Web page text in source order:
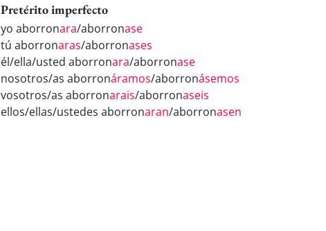
Pretérito imperfecto
yo aborronara/aborronase
tú aborronaras/aborronases
él/ella/usted aborronara/aborronase
nosotros/as aborronáramos/aborronásemos
vosotros/as aborronarais/aborronaseis
ellos/ellas/ustedes aborronaran/aborronasen